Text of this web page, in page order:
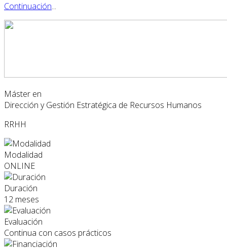
Continuación...
Máster en
Dirección y Gestión Estratégica de Recursos Humanos
RRHH
Modalidad
ONLINE
Duración
12 meses
Evaluación
Continua con casos prácticos